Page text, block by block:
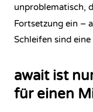
unproblematisch,
Fortsetzung ein –
Schleifen sind
await ist
für einen